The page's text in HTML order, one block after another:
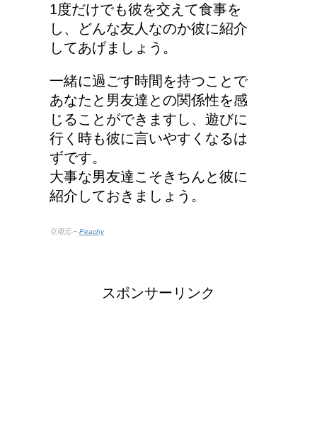
トマトジュースと黒酢の
効果～組み合わせてピカ
イチ
人が死ぬ前に感じる予感
や予兆の3パターン
リンパに転移した場合、
副交感神経が優位だと、
1度だけでも彼を交えて食事を
し、どんな友人なのか彼に紹介
してあげましょう。
一緒に過ごす時間を持つことで
あなたと男友達との関係性を感
じることができますし、遊びに
行く時も彼に言いやすくなるは
ずです。
大事な男友達こそきちんと彼に
紹介しておきましょう。
引用元-−-Peachy
スポンサーリンク